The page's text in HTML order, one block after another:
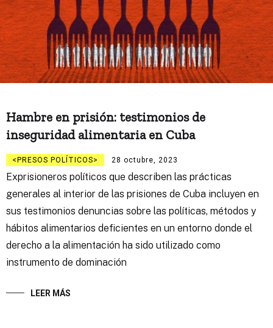
Hambre en prisión: testimonios de
inseguridad alimentaria en Cuba
PRESOS POLÍTICOS 28 octubre, 2023
Exprisioneros políticos que describen las prácticas
generales al interior de las prisiones de Cuba incluyen en
sus testimonios denuncias sobre las políticas, métodos y
hábitos alimentarios deficientes en un entorno donde el
derecho a la alimentación ha sido utilizado como
instrumento de dominación
LEER MÁS